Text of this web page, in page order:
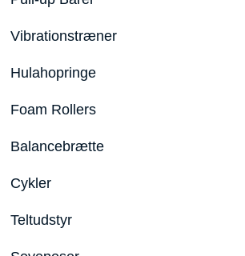
Vibrationstræner
Hulahopringe
Foam Rollers
Balancebrætte
Cykler
Teltudstyr